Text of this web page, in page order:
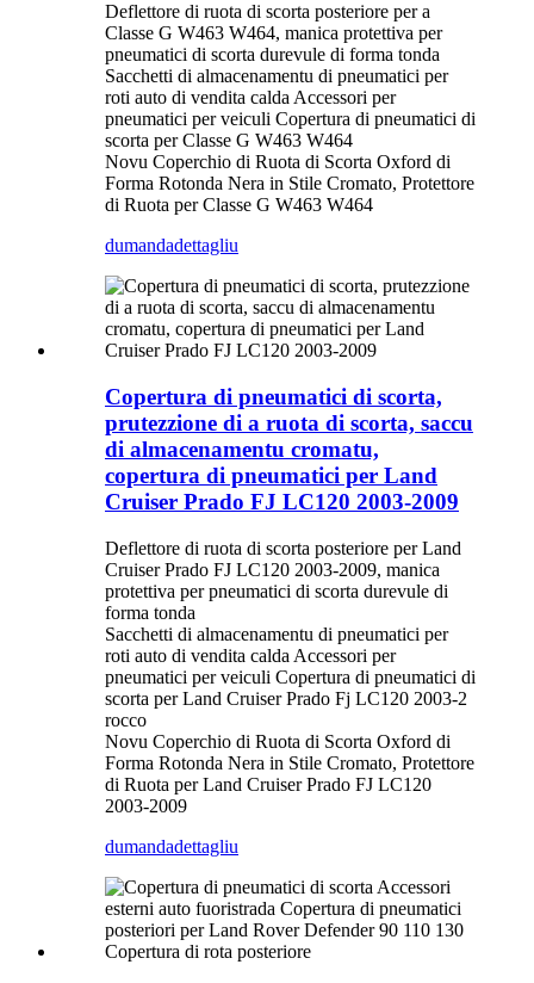
Deflettore di ruota di scorta posteriore per a
Classe G W463 W464, manica protettiva per
pneumatici di scorta durevule di forma tonda
Sacchetti di almacenamentu di pneumatici per
roti auto di vendita calda Accessori per
pneumatici per veiculi Copertura di pneumatici di
scorta per Classe G W463 W464
Novu Coperchio di Ruota di Scorta Oxford di
Forma Rotonda Nera in Stile Cromato, Protettore
di Ruota per Classe G W463 W464
dumandadettagliu
Copertura di pneumatici di scorta,
prutezzione di a ruota di scorta, saccu
di almacenamentu cromatu,
copertura di pneumatici per Land
Cruiser Prado FJ LC120 2003-2009
Deflettore di ruota di scorta posteriore per Land
Cruiser Prado FJ LC120 2003-2009, manica
protettiva per pneumatici di scorta durevule di
forma tonda
Sacchetti di almacenamentu di pneumatici per
roti auto di vendita calda Accessori per
pneumatici per veiculi Copertura di pneumatici di
scorta per Land Cruiser Prado Fj LC120 2003-2
rocco
Novu Coperchio di Ruota di Scorta Oxford di
Forma Rotonda Nera in Stile Cromato, Protettore
di Ruota per Land Cruiser Prado FJ LC120
2003-2009
dumandadettagliu